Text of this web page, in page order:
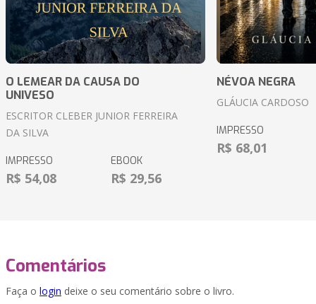
O LEMEAR DA CAUSA DO
UNIVESO
ESCRITOR CLEBER JUNIOR FERREIRA
DA SILVA
IMPRESSO
R$ 54,08
EBOOK
R$ 29,56
NÉVOA NEGRA
GLÁUCIA CARDOSO
IMPRESSO
R$ 68,01
Comentários
Faça o login deixe o seu comentário sobre o livro.